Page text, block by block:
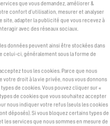
que vous demandez, améliorer &
confort d’utilisation, mesurer et analyser
adapter la publicité que vous recevez à
avec des réseaux sociaux.
données peuvent ainsi être stockées dans
celui-ci, généralement sous la forme de
tous les cookies. Parce que nous
votre droit à la vie privée, nous vous donnons
de cookies. Vous pouvez cliquer sur «
de cookies que vous souhaitez accepter
nous indiquer votre refus (seuls les cookies
déposés). Si vous bloquez certains types de
les services que nous sommes en mesure de